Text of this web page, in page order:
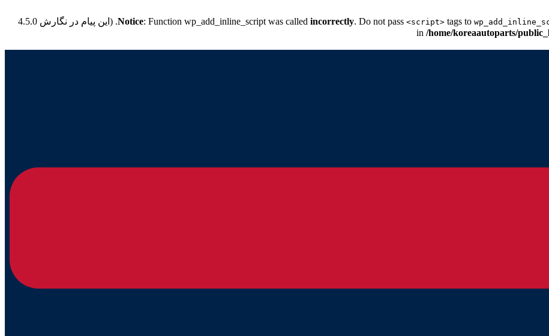
Notice: Function wp_add_inline_script was called incorrectly. Do not pass <script> tags to
for more information. (این پیام در نگارش 4.5.0
/home/koreaautoparts/